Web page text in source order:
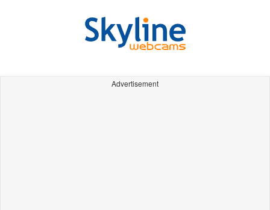
Advertisement